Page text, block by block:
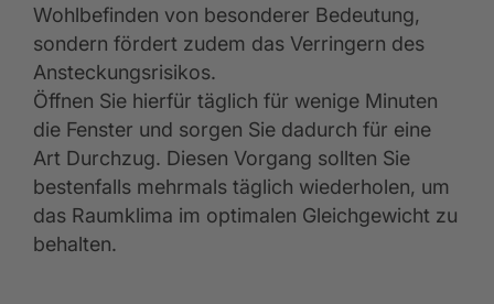
Wohlbefinden von besonderer Bedeutung,
sondern fördert zudem das Verringern des
Ansteckungsrisikos.
Öffnen Sie hierfür täglich für wenige Minuten
die Fenster und sorgen Sie dadurch für eine
Art Durchzug. Diesen Vorgang sollten Sie
bestenfalls mehrmals täglich wiederholen, um
das Raumklima im optimalen Gleichgewicht zu
behalten.